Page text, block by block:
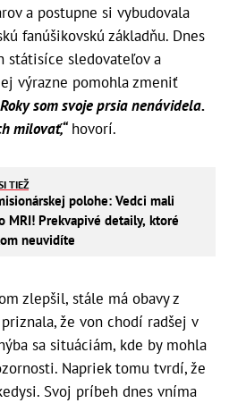
a postupne si vybudovala
fanúšikovskú základňu. Dnes
státisíce sledovateľov a
výrazne pomohla zmeniť
som svoje prsia nenávidela.
milovať,“hovorí.
TIEŽ
polohe: Vedci mali
MRI! Prekvapivé detaily, ktoré
neuvidíte
zlepšil, stále má obavy z
že von chodí radšej v
sa situáciám, kde by mohla
Napriek tomu tvrdí, že
Svoj príbeh dnes vníma